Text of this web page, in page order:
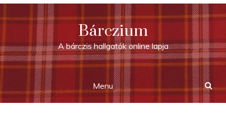
Skip
to
content
Bárczium
A bárczis hallgatók online lapja
Menu